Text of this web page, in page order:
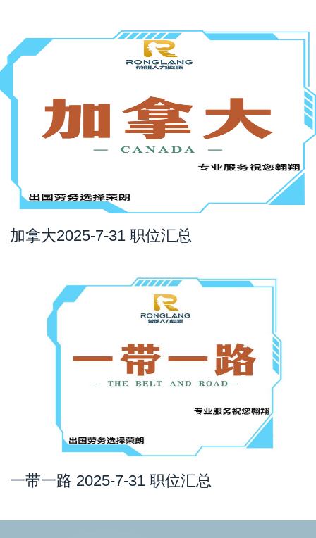
加拿大2025-7-31 职位汇总
一带一路 2025-7-31 职位汇总